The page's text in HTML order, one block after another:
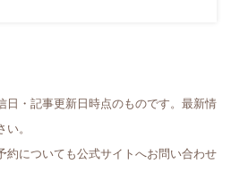
・記事更新日時点のものです。最新情
。
についても公式サイトへお問い合わせ